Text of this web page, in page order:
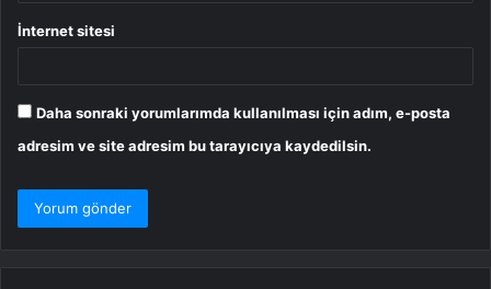
İnternet sitesi
Daha sonraki yorumlarımda kullanılması için adım, e-posta
adresim ve site adresim bu tarayıcıya kaydedilsin.